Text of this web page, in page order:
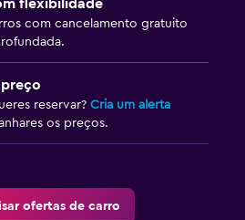
flexibilidade
com cancelamento gratuito
reservar? Cria um alerta
os preços.
ofertas de carro